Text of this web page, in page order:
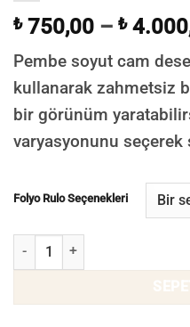
₺750,00 – ₺
Pembe soyut cam
kullanarak zahmetsiz
bir görünüm
varyasyonunu
Folyo Rulo Seçenekleri
Pembe Soyut Desenli Şeffaf